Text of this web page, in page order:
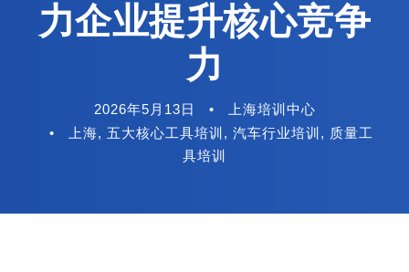
力企业提升核心竞争
力
2026年5月13日 •
上海培训中心
•
上海, 五大核心工具培训 , 汽车行业培训 , 质量工
具培训